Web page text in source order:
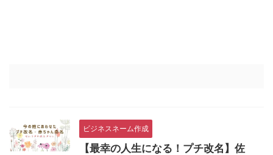
ビジネスネーム作成
【最幸の人生になる！プチ改名】佐